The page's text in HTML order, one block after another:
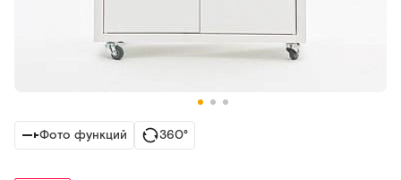
Фото функций 360°